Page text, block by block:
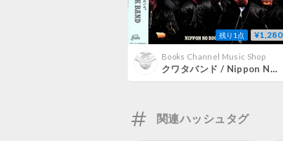
残り1点 ¥1,280
Books Channel Music Shop
クワタバンド / Nippon No Rock Band [※国内盤,品番:VIH-28259］(LPレコード)
関連ハッシュタグ